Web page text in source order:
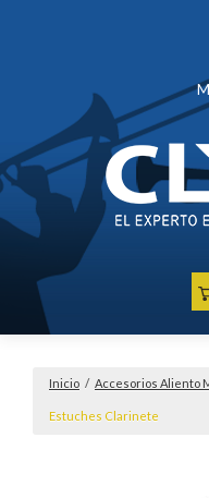
Inicio / Accesorios Aliento
Estuches Clarinete